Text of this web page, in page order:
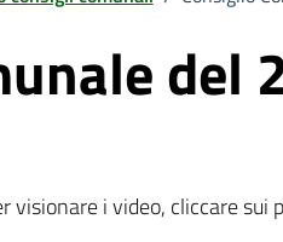
visionare i video, cliccare sui